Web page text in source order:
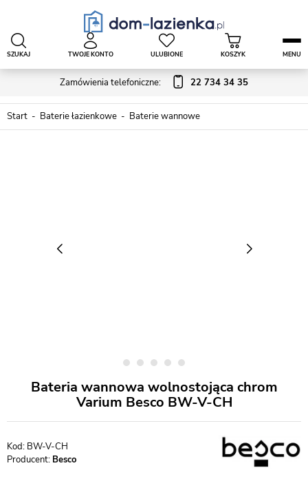
Zamówienia telefoniczne: 22 734 34 35
SZUKAJ TWOJE KONTO ULUBIONE KOSZYK MENU
Start Baterie łazienkowe Baterie wannowe
Bateria wannowa wolnostojąca chrom
Varium Besco BW-V-CH
BW-V-CH
Producent: Besco